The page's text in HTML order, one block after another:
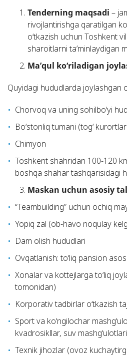
Tenderning maqsadi –
rivojlantirishga qaratilgan
o‘tkazish uchun Toshkent
sharoitlarni ta’minlaydigan
Ma’qul ko‘riladigan
Quyidagi hududlarda joylashgan
Chorvoq va uning sohilbo‘yi
Bo‘stonliq tumani (tog‘
Chimyon
Toshkent shahridan 100-120
boshqa shahar tashqarisidagi
Maskan uchun asosiy
“Teambuilding” uchun ochiq
Yopiq zal (ob-havo noqulay
Dam olish hududlari
Ovqatlanish: to‘liq pansion
Xonalar va kottejlarga to‘liq
tomonidan)
Korporativ tadbirlar o‘tkazish
Sport va ko‘ngilochar
kvadrosikllar, suv
Texnik jihozlar (ovoz